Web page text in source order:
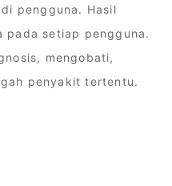
pengguna. Hasil
pada setiap pengguna.
mengobati,
penyakit tertentu.